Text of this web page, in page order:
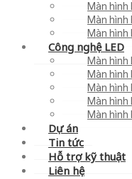
Màn hình
Màn hình
Màn hình
Công nghệ LED
Màn hình
Màn hình
Màn hình
Màn hình
Màn hình
Dự án
Tin tức
Hỗ trợ kỹ thuật
Liên hệ